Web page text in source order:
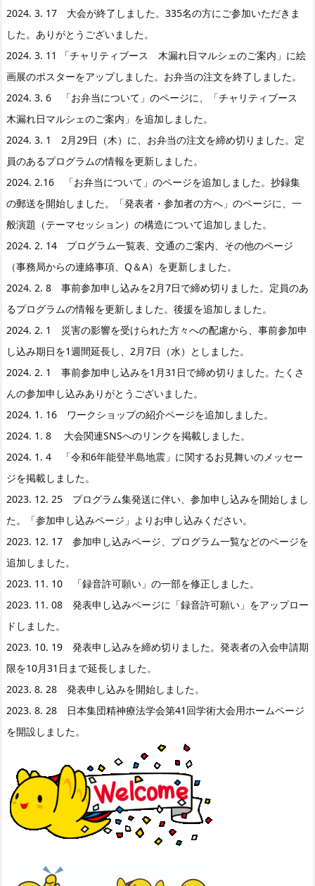
2024. 3. 17 大会が終了しました。335名の方にご参加いただきま
した。ありがとうございました。
2024. 3. 11 「チャリティブース 木漏れ日マルシェのご案内」に絵
画展のポスターをアップしました。お弁当の注文を終了しました。
2024. 3. 6 「お弁当について」のページに、「チャリティブース
木漏れ日マルシェのご案内」を追加しました。
2024. 3. 1 2月29日（木）に、お弁当の注文を締め切りました。定
員のあるプログラムの情報を更新しました。
2024. 2.16 「お弁当について」のページを追加しました。抄録集
の郵送を開始しました。「発表者・参加者の方へ」のページに、一
般演題（テーマセッション）の構造について追加しました。
2024. 2. 14 プログラム一覧表、交通のご案内、その他のページ
（事務局からの連絡事項、Q＆A）を更新しました。
2024. 2. 8 事前参加申し込みを2月7日で締め切りました。定員のあ
るプログラムの情報を更新しました。後援を追加しました。
2024. 2. 1 災害の影響を受けられた方々への配慮から、事前参加申
し込み期日を1週間延長し、2月7日（水）としました。
2024. 2. 1 事前参加申し込みを1月31日で締め切りました。たくさ
んの参加申し込みありがとうございました。
2024. 1. 16 ワークショップの紹介ページを追加しました。
2024. 1. 8 大会関連SNSへのリンクを掲載しました。
2024. 1. 4 「令和6年能登半島地震」に関するお見舞いのメッセー
ジを掲載しました。
2023. 12. 25 プログラム集発送に伴い、参加申し込みを開始しまし
た。「参加申し込みページ」よりお申し込みください。
2023. 12. 17 参加申し込みページ、プログラム一覧などのページを
追加しました。
2023. 11. 10 「録音許可願い」の一部を修正しました。
2023. 11. 08 発表申し込みページに「録音許可願い」をアップロー
ドしました。
2023. 10. 19 発表申し込みを締め切りました。発表者の入会申請期
限を10月31日まで延長しました。
2023. 8. 28 発表申し込みを開始しました。
2023. 8. 28 日本集団精神療法学会第41回学術大会用ホームページ
を開設しました。